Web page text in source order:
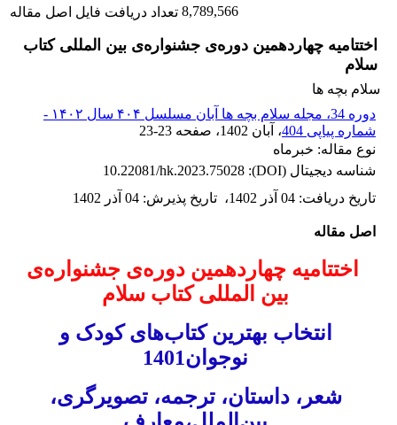
تعداد دریافت فایل اصل مقاله 8,789,566
اختتامیه چهاردهمین دوره‌ی جشنواره‌ی بین المللی کتاب
سلام
سلام بچه ها
دوره 34، مجله سلام بچه ها آبان مسلسل ۴۰۴ سال ۱۴۰۲ -
شماره پیاپی 404
، آبان 1402 ، صفحه 23-23
نوع مقاله: خبرماه
شناسه دیجیتال (DOI):
10.22081/hk.2023.75028
تاریخ دریافت: 04 آذر 1402 ، تاریخ پذیرش: 04 آذر 1402
اصل مقاله
اختتامیه چهاردهمین دوره‌ی جشنواره‌ی
بین المللی کتاب سلام
انتخاب بهترین کتاب‌های کودک و
نوجوان1401
شعر، داستان، ترجمه، تصویرگری،